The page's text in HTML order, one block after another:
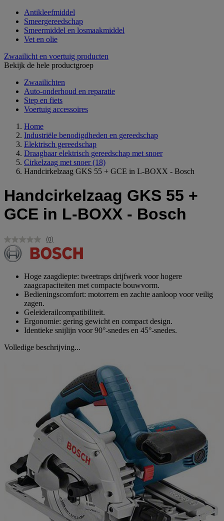
Antikleefmiddel
Smeergereedschap
Smeermiddel en losmaakmiddel
Vet en olie
Zwaailicht en voertuig producten
Bekijk de hele productgroep
Zwaailichten
Auto-onderhoud en reparatie
Step en fiets
Voertuig accessoires
Home
Industriële benodigdheden en gereedschap
Elektrisch gereedschap
Draagbaar elektrisch gereedschap met snoer
Cirkelzaag met snoer (18)
Handcirkelzaag GKS 55 + GCE in L-BOXX - Bosch
Handcirkelzaag GKS 55 +
GCE in L-BOXX - Bosch
Geen
scorewaarde.
Dezelfde
(0)
Hoge zaagdiepte: tweetraps drijfwerk voor hogere
zaagcapaciteiten met compacte bouwvorm.
Bedieningscomfort: motorrem en zachte aanloop voor veilig
zagen.
Geleiderailcompatibiliteit.
Ergonomie: gering gewicht en compact design.
Identieke snijlijn voor 90°-snedes en 45°-snedes.
Volledige beschrijving...